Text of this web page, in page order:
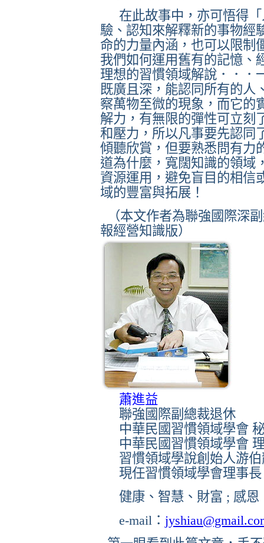
在此故事中，亦可悟得
驗、認知來解釋新的事物經
命的力量內涵，也可以限制
我們如何運用舊有的記憶、
理想的習慣領域解說．．．
既廣且深，能認同所有的人
察萬物至微的現象，而它的
解力，有無限的彈性可立刻
和壓力，所以凡事要先認同
傾聽欣賞，但要熟悉問有力
道為什麼，寬闊知識的領域
資源運用，避免盲目的相信
域的豐富與拓展！
（本文作者為聯強國際深
報經營知識版）
蕭進益
聯強國際副總裁退休
中華民國習慣領域學會
中華民國習慣領域學會
習慣領域學說創始人游
現任習慣領域學會理事長
健康、智慧、財富 ; 感恩
e-mail ：